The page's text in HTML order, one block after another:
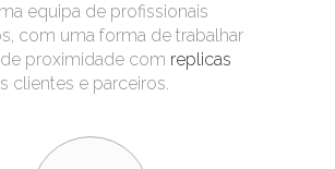
equipa de profissionais
com uma forma de trabalhar
proximidade com replicas
clientes e parceiros.